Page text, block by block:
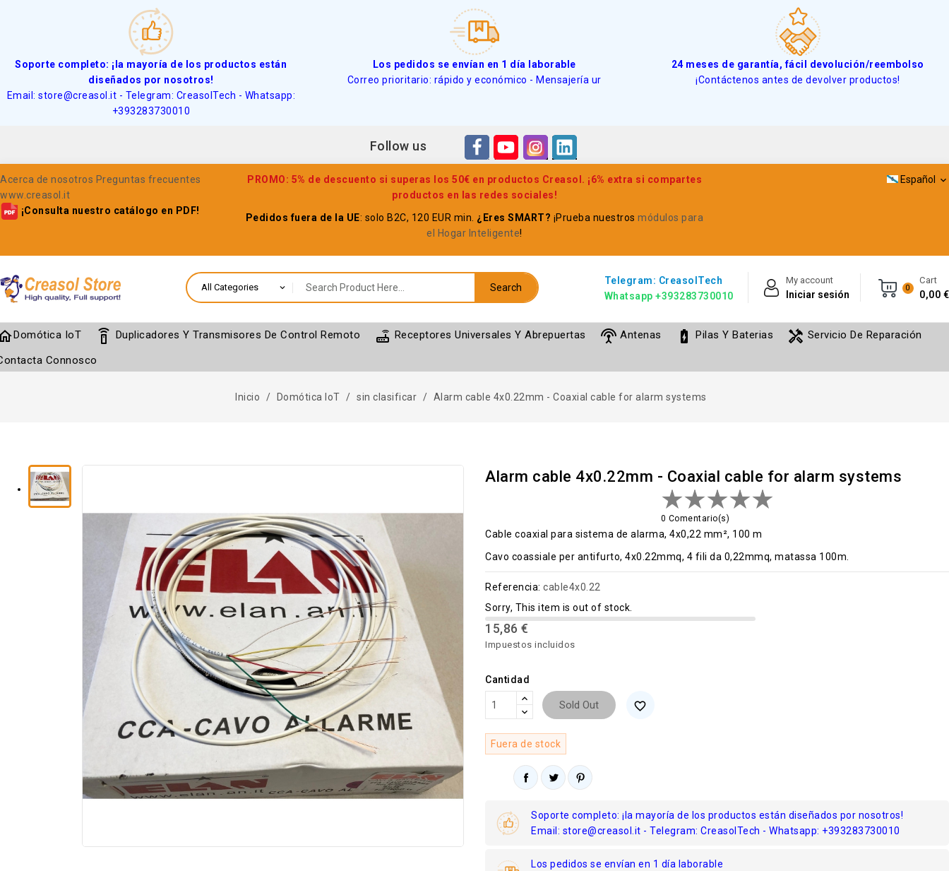
Soporte completo: ¡la mayoría de los productos están
diseñados por nosotros!
Email: store@creasol.it - Telegram: CreasolTech - Whatsapp:
+393283730010
Los pedidos se envían en 1 día laborable
Correo prioritario: rápido y económico - Mensajería ur
24 meses de garantía, fácil devolución/reembolso
¡Contáctenos antes de devolver productos!
Follow us
Acerca de nosotros Preguntas frecuentes
www.creasol.it
¡Consulta nuestro catálogo en PDF!
PROMO: 5% de descuento si superas los 50€ en productos Creasol. ¡6% extra si compartes
productos en las redes sociales!
Pedidos fuera de la UE: solo B2C, 120 EUR min. ¿Eres SMART? ¡Prueba nuestrosmódulos para
el Hogar Inteligente!
Español 
0
Cart
0,00 €
My account
Iniciar sesión
Telegram: CreasolTech
Whatsapp +393283730010
Search
Domótica IoT settings_remote Duplicadores Y Transmisores De Control Remoto router Receptores Universales Y Abrepuertas settings_input_antenna Antenas battery_charging_full Pilas Y Baterias handyman Servicio De Reparación
Connosco
Inicio Domótica IoT sin clasificar Alarm cable 4x0.22mm - Coaxial cable for alarm systems
Alarm cable 4x0.22mm - Coaxial cable for alarm systems
0 Comentario(s)
Cable coaxial para sistema de alarma, 4x0,22 mm², 100 m
Cavo coassiale per antifurto, 4x0.22mmq, 4 fili da 0,22mmq, matassa 100m.
Referencia: cable4x0.22
Sorry, This item is out of stock.
15,86 €
Impuestos incluidos
Cantidad
Sold Out favorite_border
Fuera de stock
Soporte completo: ¡la mayoría de los productos están diseñados por nosotros!
Email: store@creasol.it - Telegram: CreasolTech - Whatsapp: +393283730010
Los pedidos se envían en 1 día laborable